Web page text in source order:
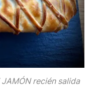
JAMÓN recién salida